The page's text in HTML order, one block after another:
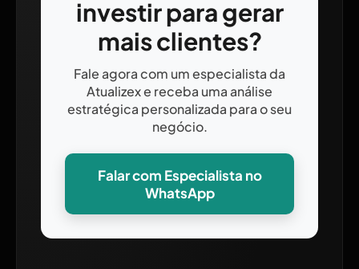
investir para gerar
mais clientes?
Fale agora com um especialista da
Atualizex e receba uma análise
estratégica personalizada para o seu
negócio.
Falar com Especialista no
WhatsApp